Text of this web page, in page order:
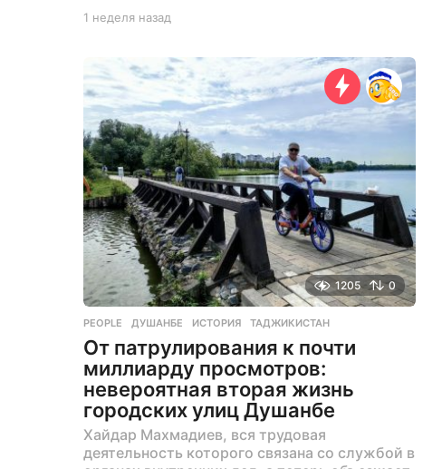
1 неделя назад
я
н
а
з
а
д
1205 0
PEOPLE ДУШАНБЕ ,ИСТОРИЯ ,ТАДЖИКИСТАН
От патрулирования к почти
миллиарду просмотров:
невероятная вторая жизнь
городских улиц Душанбе
Хайдар Махмадиев, вся трудовая
деятельность которого связана со службой в